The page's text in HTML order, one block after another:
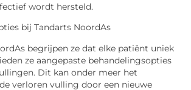
wordt hersteld.
bij Tandarts NoordAs
begrijpen ze dat elke patiënt uniek
ze aangepaste behandelingsopties
Dit kan onder meer het
verloren vulling door een nieuwe